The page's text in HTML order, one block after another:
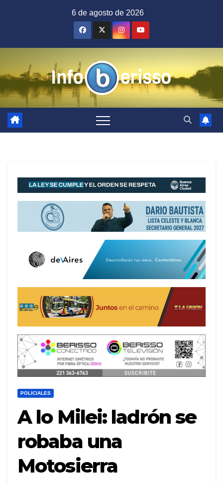
6 de agosto de 2026
POLICIALES
A lo Milei: ladrón se
robaba una
Motosierra